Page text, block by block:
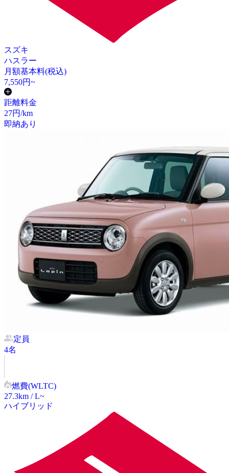
スズキ
ハスラー
月額基本料(税込)
7,550円~
距離料金
27円/km
即納あり
定員
4名
燃費(WLTC)
27.3km / L~
ハイブリッド